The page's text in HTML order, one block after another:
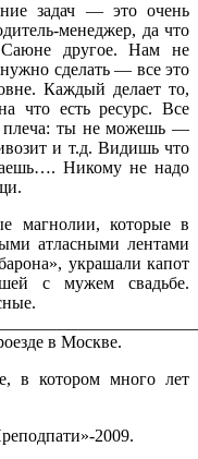
задач — это очень
менеджер, да что
другое. Нам не
сделать — все это
Каждый делает то,
что есть ресурс. Все
плеча: ты не можешь —
и т.д. Видишь что
Никому не надо
магнолии, которые в
атласными лентами
украшали капот
с мужем свадьбе.
в Москве.
в котором много лет
2009.